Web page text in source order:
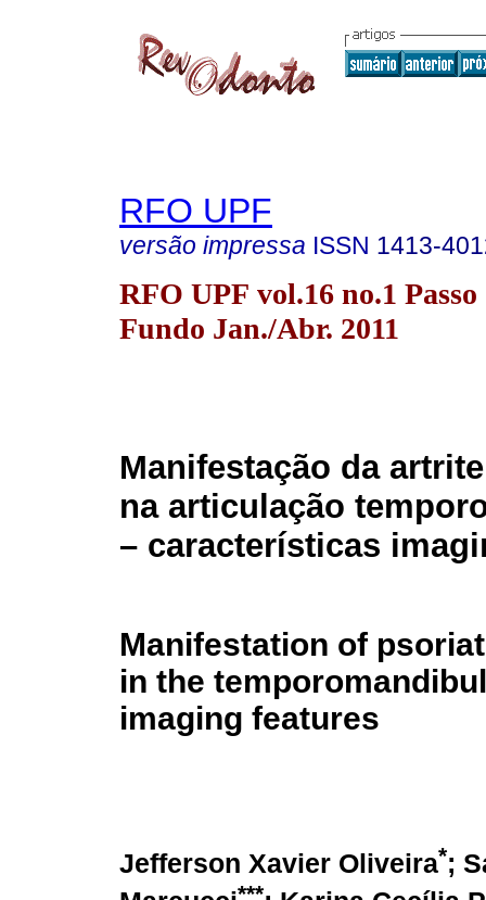
RFO UPF
versão impressa ISSN 1413-
RFO UPF vol.16 no.1 Passo
Fundo Jan./Abr. 2011
Manifestação da
na articulação
– características
Manifestation of
in the
imaging features
Jefferson Xavier Oliveira*;
***